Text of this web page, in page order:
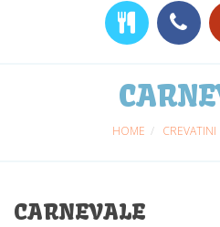
HOME CREVATINI
CARNEVALE